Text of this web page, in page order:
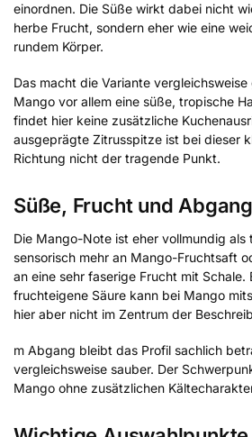
einordnen. Die Süße wirkt dabei nicht
herbe Frucht, sondern eher wie eine
rundem Körper.
Das macht die Variante
Mango vor allem eine süße, tropische
findet hier keine zusätzliche
ausgeprägte Zitrusspitze ist bei dieser
Richtung nicht der tragende Punkt.
Süße, Frucht und Abgang
Die Mango-Note ist eher vollmundig als
sensorisch mehr an Mango-Fruchtsaft
an eine sehr faserige Frucht mit Schale.
fruchteigene Säure kann bei Mango
hier aber nicht im Zentrum der
m Abgang bleibt das Profil sachlich
vergleichsweise sauber. Der
Mango ohne zusätzlichen